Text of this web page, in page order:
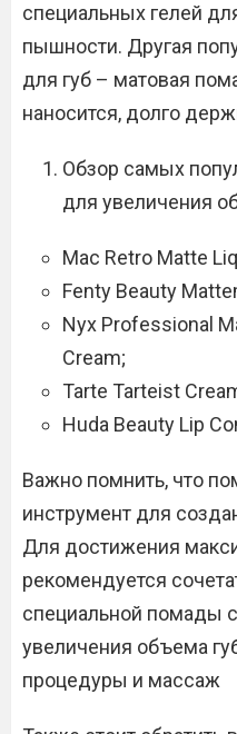
специальных гелей
пышности. Другая
для губ – матовая
наносится, долго
Обзор самых
для увеличения
Mac Retro Matte
Fenty Beauty
Nyx Professional
Cream;
Tarte Tarteist
Huda Beauty Lip
Важно помнить, что
инструмент для
Для достижения
рекомендуется
специальной помады
увеличения объема
процедуры и массаж